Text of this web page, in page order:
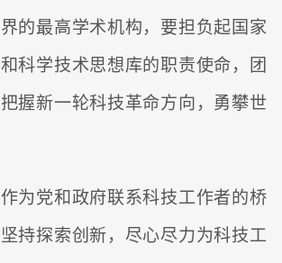
的最高学术机构，要担负起国家
科学技术思想库的职责使命，团
握新一轮科技革命方向，勇攀世
党和政府联系科技工作者的桥
持探索创新，尽心尽力为科技工